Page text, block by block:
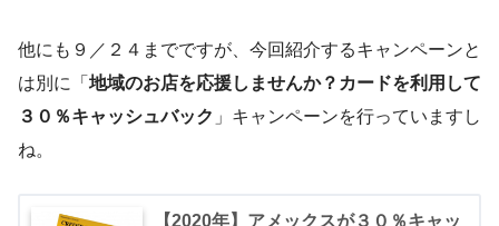
他にも９／２４までですが、今回紹介するキャンペーンと
は別に「 地域のお店を応援しませんか？カードを利用して
３０％キャッシュバック 」キャンペーンを行っていますし
ね。
【2020年】アメックスが３０％キャッ